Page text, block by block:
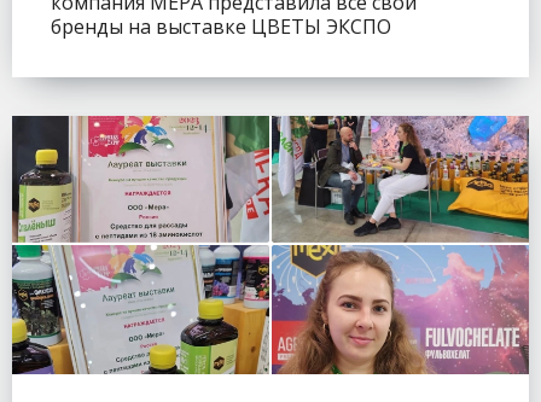
бренды на выставке ЦВЕТЫ ЭКСПО